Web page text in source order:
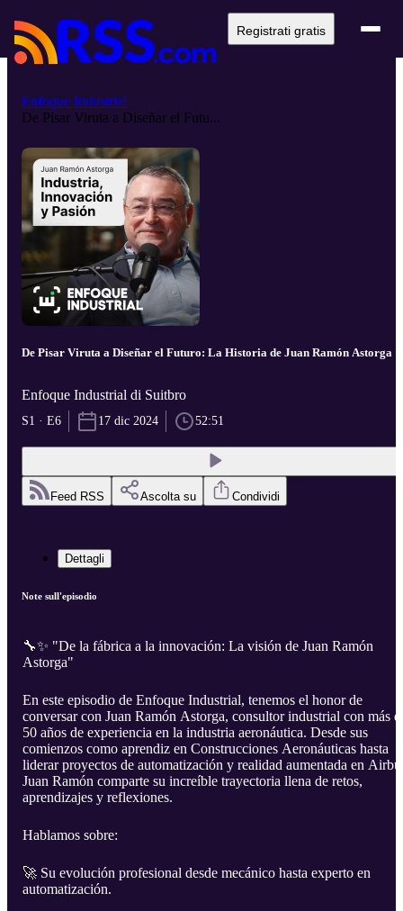
Registrati gratis
Enfoque Industrial
De Pisar Viruta a Diseñar el Futu...
De Pisar Viruta a Diseñar el Futuro: La Historia de Juan Ramón Astorga
Enfoque Industrial di Suitbro
S1 · E6 17 dic 2024 52:51
Feed RSS Ascolta su Condividi
Dettagli
Note sull'episodio
🔧✨ "De la fábrica a la innovación: La visión de Juan Ramón
Astorga"
En este episodio de Enfoque Industrial, tenemos el honor de
conversar con Juan Ramón Astorga, consultor industrial con más
50 años de experiencia en la industria aeronáutica. Desde sus
comienzos como aprendiz en Construcciones Aeronáuticas hasta
liderar proyectos de automatización y realidad aumentada en
Juan Ramón comparte su increíble trayectoria llena de retos,
aprendizajes y reflexiones.
Hablamos sobre:
🚀 Su evolución profesional desde mecánico hasta experto en
automatización.